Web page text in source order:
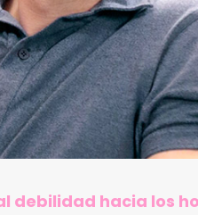
debilidad hacia los